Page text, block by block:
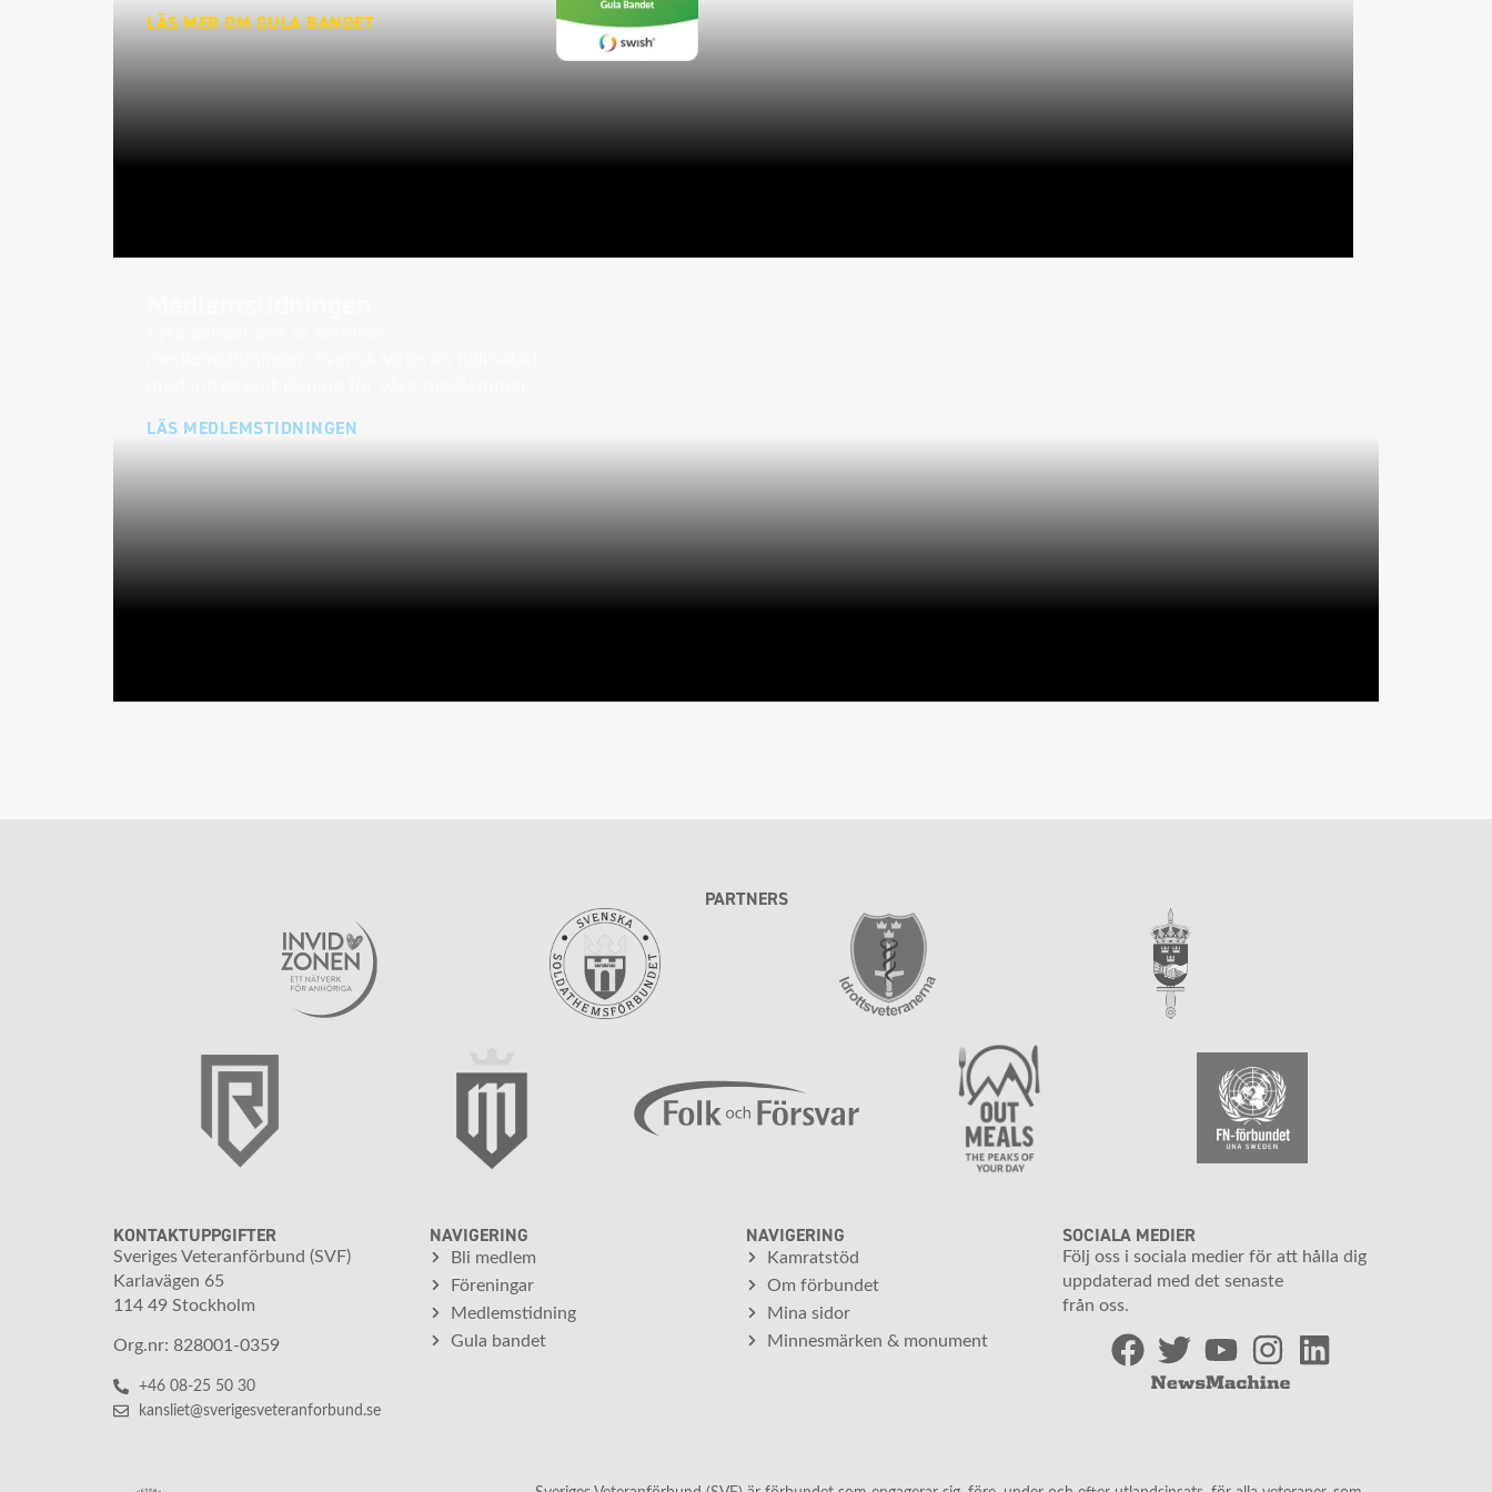
LÄS MER OM GULA BANDET
LÄS MEDLEMSTIDNINGEN
PARTNERS
KONTAKTUPPGIFTER
Sveriges Veteranförbund (SVF)
Karlavägen 65
114 49 Stockholm
Org.nr: 828001-0359
+46 08-25 50 30
kansliet@sverigesveteranforbund.se
NAVIGERING
Bli medlem
Föreningar
Medlemstidning
Gula bandet
NAVIGERING
Kamratstöd
Om förbundet
Mina sidor
Minnesmärken & monument
SOCIALA MEDIER
Följ oss i sociala medier för att hålla dig
uppdaterad med det senaste
från oss.